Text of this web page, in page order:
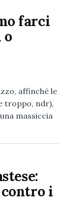
farci
o
affinché le
troppo, ndr),
massiccia
i